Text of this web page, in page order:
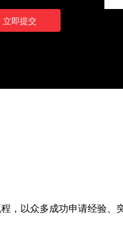
以众多成功申请经验、